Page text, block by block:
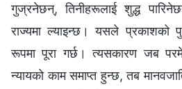
गुज्रनेछन्, तिनीहरूलाई शुद्ध
राज्यमा ल्याइन्छ। यसले प्रकाशको
रूपमा पूरा गर्छ। त्यसकारण जब
न्यायको काम समाप्त हुन्छ, तब